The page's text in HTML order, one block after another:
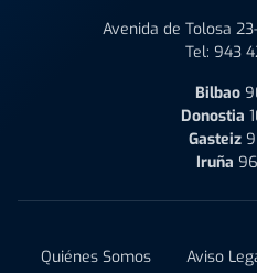
Avenida de Tolosa
Tel: 943
Bilbao
Donostia
Gasteiz
Iruña
Quiénes Somos Aviso